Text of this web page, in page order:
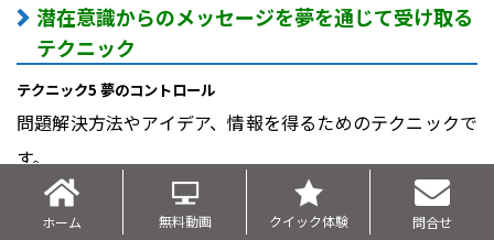
潜在意識からのメッセージを夢を通じて受け取る
テクニック
テクニック5 夢のコントロール
問題解決方法やアイデア、情報を得るためのテクニックで
す。
夜寝る前にアルファレベルに入り、ある宣言をしてから寝
ます。
ホーム 無料動画 クイック体験 問合せ